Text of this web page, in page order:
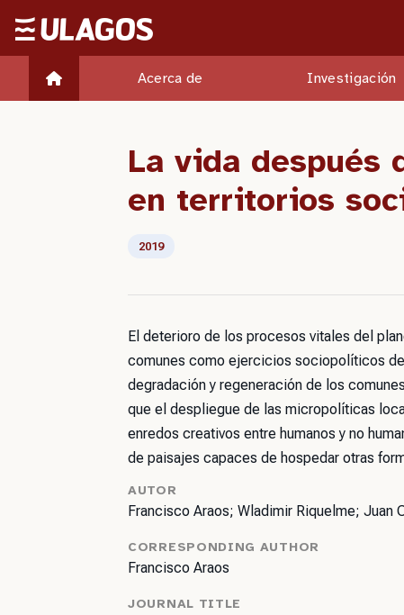
Ulagos Template
Acerca de Investigación
La vida después
en territorios
2019
El deterioro de los procesos vitales del
comunes como ejercicios sociopolíticos
degradación y regeneración de los
que el despliegue de las micropolíticas
enredos creativos entre humanos y no
de paisajes capaces de hospedar otras
AUTOR
Francisco Araos; Wladimir Riquelme; Juan
CORRESPONDING AUTHOR
Francisco Araos
JOURNAL TITLE